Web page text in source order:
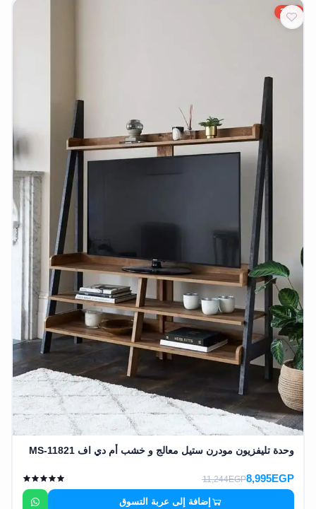
20%
وحدة تليفزيون مودرن ستيل معالج و خشب أم دي اف MS-11821
8,995EGP
11,244EGP
إضافة إلى عربة التسوق